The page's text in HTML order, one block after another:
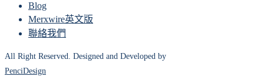
Blog
Merxwire英文版
聯絡我們
All Right Reserved. Designed and Developed by
PenciDesign